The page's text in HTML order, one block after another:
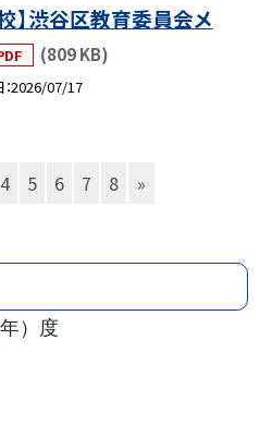
】渋谷区教育委員会メ
(809 KB)
2026/07/17
4 5 6 7 8 »
）度